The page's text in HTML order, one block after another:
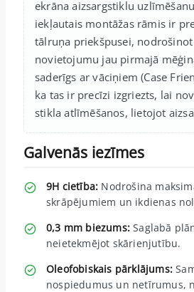
ekrāna aizsargstiklu
iekļautais montāžas rāmis ir
tālruņa priekšpusei,
novietojumu jau pirmajā
saderīgs ar vāciņiem (Case
ka tas ir precīzi izgriezts, lai
stikla atlīmēšanos, lietojot
Galvenās iezīmes
9H cietība: Nodrošina
skrāpējumiem un ikdienas
0,3 mm biezums: Saglabā
neietekmējot skārienjutību.
Oleofobiskais pārklājums:
nospiedumus un netīrumus,